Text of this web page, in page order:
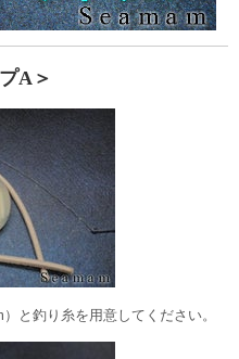
A＞
と釣り糸を用意してください。